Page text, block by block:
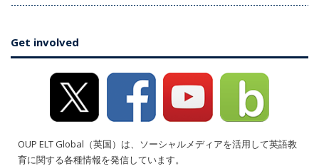
Get involved
OUP ELT Global（英国）は、ソーシャルメディアを活用して英語教
育に関する各種情報を発信しています。